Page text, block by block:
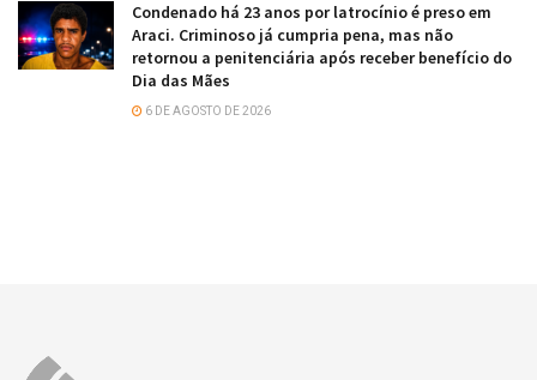
Condenado há 23 anos por latrocínio é preso em
Araci. Criminoso já cumpria pena, mas não
retornou a penitenciária após receber benefício do
Dia das Mães
6 DE AGOSTO DE 2026